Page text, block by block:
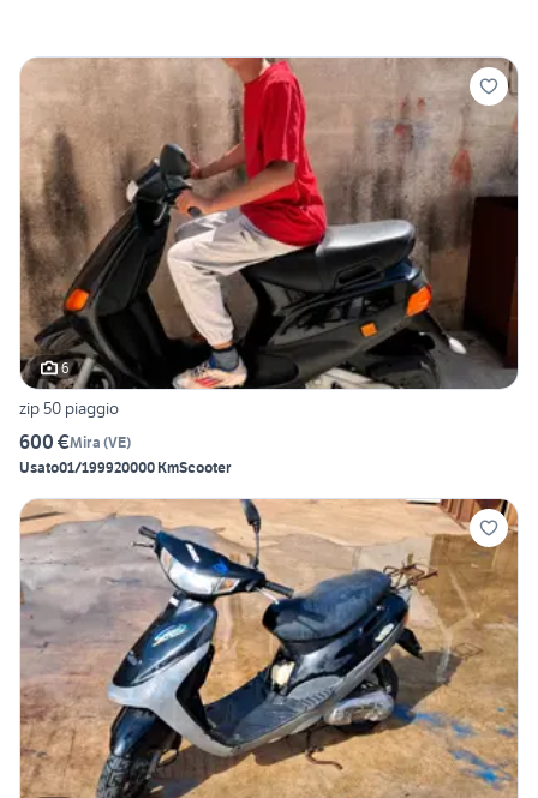
6
zip 50 piaggio
600 €Mira (VE)
Usato01/199920000 KmScooter